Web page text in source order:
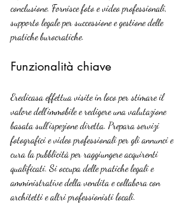
conclusione. Fornisce foto e video professionali,
supporto legale per successione e gestione delle
pratiche burocratiche.
Funzionalità chiave
Eredicasa effettua visite in loco per stimare il
valore dell’immobile e redigere una valutazione
basata sull’ispezione diretta. Prepara servizi
fotografici e video professionali per gli annunci e
cura la pubblicità per raggiungere acquirenti
qualificati. Si occupa delle pratiche legali e
amministrative della vendita e collabora con
architetti e altri professionisti locali.